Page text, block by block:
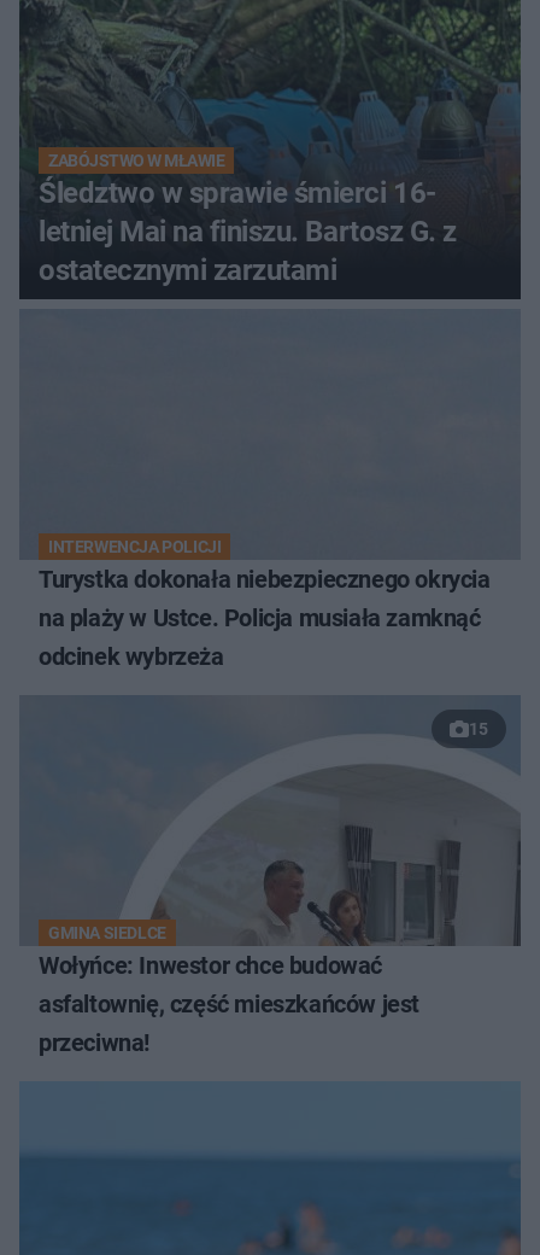
ZABÓJSTWO W MŁAWIE
Śledztwo w sprawie śmierci 16-
letniej Mai na finiszu. Bartosz G. z
ostatecznymi zarzutami
INTERWENCJA POLICJI
Turystka dokonała niebezpiecznego okrycia
na plaży w Ustce. Policja musiała zamknąć
odcinek wybrzeża
15
GMINA SIEDLCE
Wołyńce: Inwestor chce budować
asfaltownię, część mieszkańców jest
przeciwna!